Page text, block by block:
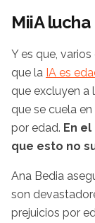
MiiA
Y es que,
que la IA es
que excluyen a
que se cuela
por edad. En
que esto no
Ana Bedia
son
prejuicios por